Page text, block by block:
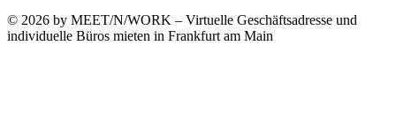
© 2026 by MEET/N/WORK – Virtuelle Geschäftsadresse und
individuelle Büros mieten in Frankfurt am Main